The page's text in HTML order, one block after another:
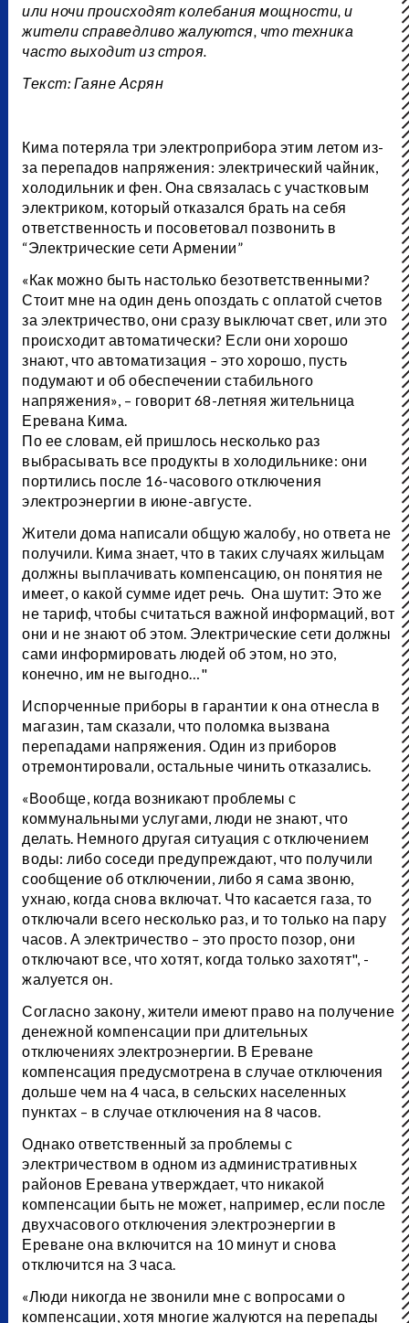
или ночи происходят колебания мощности, и
жители справедливо жалуются, что техника
часто выходит из строя.
Текст: Гаяне Асрян
Кима потеряла три электроприбора этим летом из-
за перепадов напряжения: электрический чайник,
холодильник и фен. Она связалась с участковым
электриком, который отказался брать на себя
ответственность и посоветовал позвонить в
“Электрические сети Армении”
«Как можно быть настолько безответственными?
Стоит мне на один день опоздать с оплатой счетов
за электричество, они сразу выключат свет, или это
происходит автоматически? Если они хорошо
знают, что автоматизация – это хорошо, пусть
подумают и об обеспечении стабильного
напряжения», – говорит 68-летняя жительница
Еревана Кима.
По ее словам, ей пришлось несколько раз
выбрасывать все продукты в холодильнике: они
портились после 16-часового отключения
электроэнергии в июне-августе.
Жители дома написали общую жалобу, но ответа не
получили. Кима знает, что в таких случаях жильцам
должны выплачивать компенсацию, он понятия не
имеет, о какой сумме идет речь. Она шутит: Это же
не тариф, чтобы считаться важной информаций, вот
они и не знают об этом. Электрические сети должны
сами информировать людей об этом, но это,
конечно, им не выгодно…"
Испорченные приборы в гарантии к она отнесла в
магазин, там сказали, что поломка вызвана
перепадами напряжения. Один из приборов
отремонтировали, остальные чинить отказались.
«Вообще, когда возникают проблемы с
коммунальными услугами, люди не знают, что
делать. Немного другая ситуация с отключением
воды: либо соседи предупреждают, что получили
сообщение об отключении, либо я сама звоню,
ухнаю, когда снова включат. Что касается газа, то
отключали всего несколько раз, и то только на пару
часов. А электричество – это просто позор, они
отключают все, что хотят, когда только захотят", -
жалуется он.
Согласно закону, жители имеют право на получение
денежной компенсации при длительных
отключениях электроэнергии. В Ереване
компенсация предусмотрена в случае отключения
дольше чем на 4 часа, в сельских населенных
пунктах – в случае отключения на 8 часов.
Однако ответственный за проблемы с
электричеством в одном из административных
районов Еревана утверждает, что никакой
компенсации быть не может, например, если после
двухчасового отключения электроэнергии в
Ереване она включится на 10 минут и снова
отключится на 3 часа.
«Люди никогда не звонили мне с вопросами о
компенсации, хотя многие жалуются на перепады